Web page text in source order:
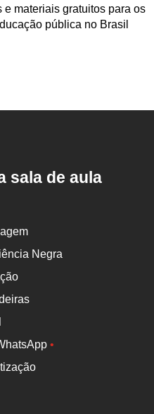
materiais gratuitos para os
pública no Brasil
sala de aula
Negra
•